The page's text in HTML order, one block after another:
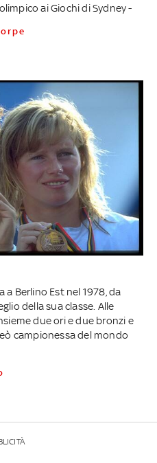
ai Giochi di Sydney -
a Berlino Est nel 1978, da
della sua classe. Alle
due ori e due bronzi e
campionessa del mondo